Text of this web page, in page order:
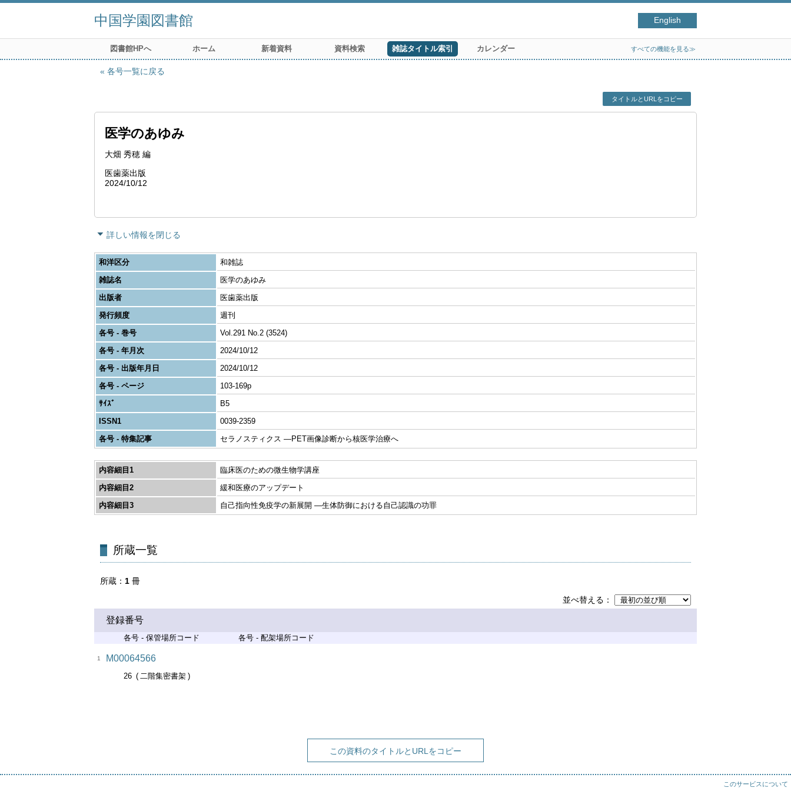
中国学園図書館 English
図書館HPへ ホーム 新着資料 資料検索 雑誌タイトル索引 カレンダー すべての機能を見る≫
各号一覧に戻る
タイトルとURLをコピー
医学のあゆみ
大畑 秀穂 編
医歯薬出版
2024/10/12
詳しい情報を閉じる
和洋区分
和雑誌
雑誌名
医学のあゆみ
出版者
医歯薬出版
発行頻度
週刊
各号 - 巻号
Vol.291 No.2 (3524)
各号 - 年月次
2024/10/12
各号 - 出版年月日
2024/10/12
各号 - ページ
103-169p
ｻｲｽﾞ
B5
ISSN1
0039-2359
各号 - 特集記事
セラノスティクス ―PET画像診断から核医学治療へ
内容細目1
臨床医のための微生物学講座
内容細目2
緩和医療のアップデート
内容細目3
自己指向性免疫学の新展開 ―生体防御における自己認識の功罪
所蔵一覧
所蔵 1 冊
並べ替える
登録番号
各号 - 保管場所コード 各号 - 配架場所コード
1 M00064566
26 二階集密書架
この資料のタイトルとURLをコピー
このサービスについて